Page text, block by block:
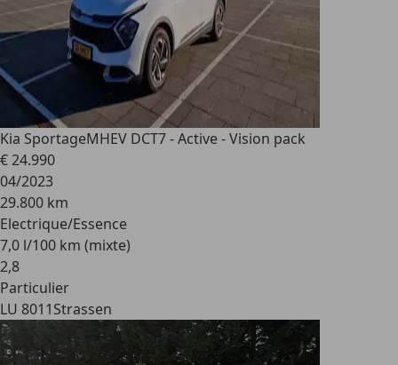
Kia SportageMHEV DCT7 - Active - Vision pack
€ 24.990
04/2023
29.800 km
Electrique/Essence
7,0 l/100 km (mixte)
2,8
Particulier
LU 8011Strassen